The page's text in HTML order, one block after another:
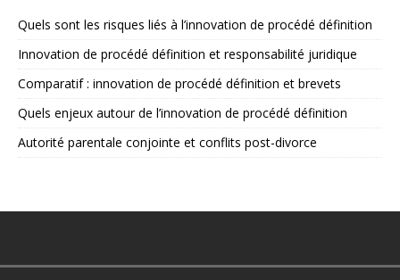
Quels sont les risques liés à l’innovation de procédé définition
Innovation de procédé définition et responsabilité juridique
Comparatif : innovation de procédé définition et brevets
Quels enjeux autour de l’innovation de procédé définition
Autorité parentale conjointe et conflits post-divorce